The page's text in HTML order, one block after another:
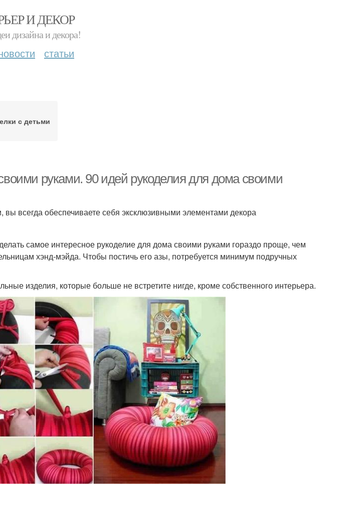
И ДЕКОР
дизайна и декора!
статьи
с детьми
руками. 90 идей рукоделия для дома своими
всегда обеспечиваете себя эксклюзивными элементами декора
самое интересное рукоделие для дома своими руками гораздо проще, чем
хэнд-мэйда. Чтобы постичь его азы, потребуется минимум подручных
изделия, которые больше не встретите нигде, кроме собственного интерьера.